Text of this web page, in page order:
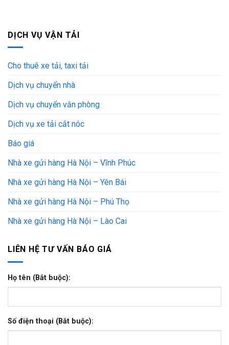
DỊCH VỤ VẬN TẢI
Cho thuê xe tải, taxi tải
Dịch vụ chuyển nhà
Dịch vụ chuyển văn phòng
Dịch vụ xe tải cắt nóc
Báo giá
Nhà xe gửi hàng Hà Nội – Vĩnh Phúc
Nhà xe gửi hàng Hà Nội – Yên Bái
Nhà xe gửi hàng Hà Nội – Phú Thọ
Nhà xe gửi hàng Hà Nội – Lào Cai
LIÊN HỆ TƯ VẤN BÁO GIÁ
Họ tên (Bắt buộc):
Số điện thoại (Bắt buộc):